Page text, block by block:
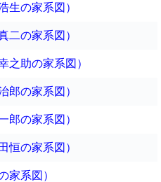
生の家系図）
二の家系図）
之助の家系図）
郎の家系図）
郎の家系図）
恒の家系図）
家系図）